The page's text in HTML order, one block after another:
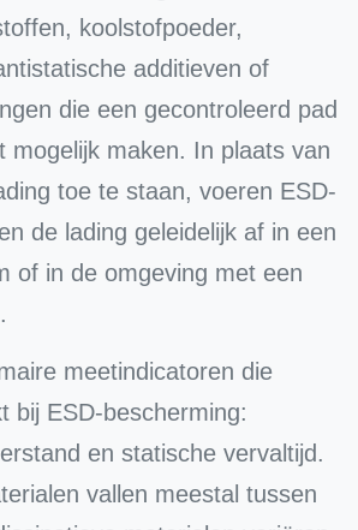
koolstofpoeder,
additieven of
die een gecontroleerd pad
mogelijk maken. In plaats van
toe te staan, voeren ESD-
de lading geleidelijk af in een
of in de omgeving met een
meetindicatoren die
bij ESD-bescherming:
en statische vervaltijd.
vallen meestal tussen